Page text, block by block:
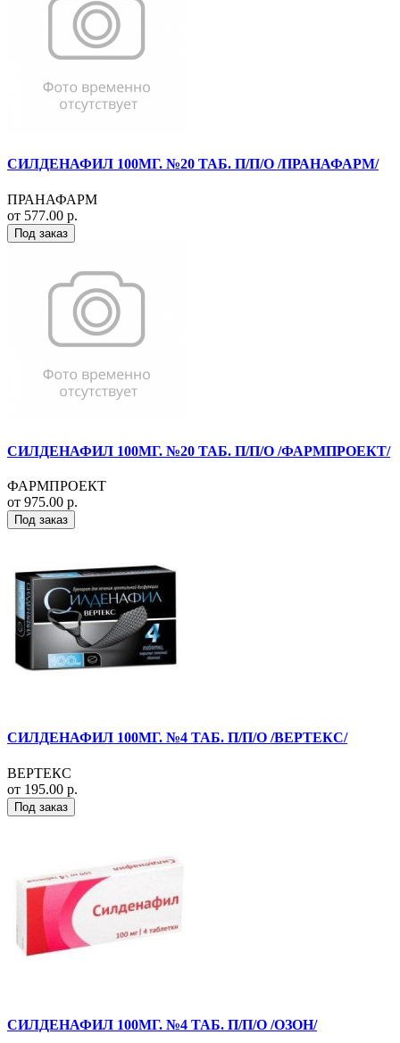
СИЛДЕНАФИЛ 100МГ. №20 ТАБ. П/П/О /ПРАНАФАРМ/
ПРАНАФАРМ
от 577.00 р.
Под заказ
СИЛДЕНАФИЛ 100МГ. №20 ТАБ. П/П/О /ФАРМПРОЕКТ/
ФАРМПРОЕКТ
от 975.00 р.
Под заказ
СИЛДЕНАФИЛ 100МГ. №4 ТАБ. П/П/О /ВЕРТЕКС/
ВЕРТЕКС
от 195.00 р.
Под заказ
СИЛДЕНАФИЛ 100МГ. №4 ТАБ. П/П/О /ОЗОН/